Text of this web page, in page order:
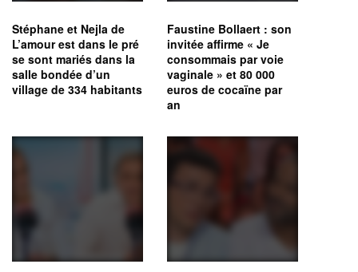
Stéphane et Nejla de
L’amour est dans le pré
se sont mariés dans la
salle bondée d’un
village de 334 habitants
Faustine Bollaert : son
invitée affirme « Je
consommais par voie
vaginale » et 80 000
euros de cocaïne par
an